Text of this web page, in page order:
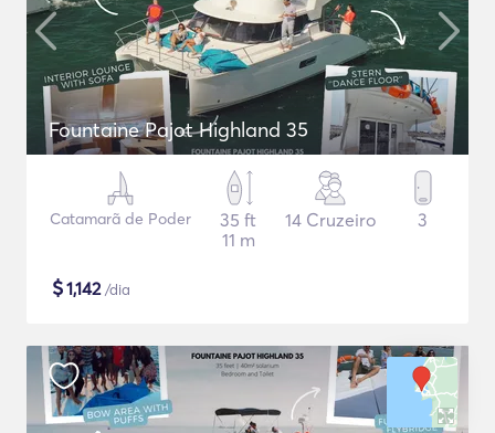
Fountaine Pajot Highland 35
Catamarã de Poder
35 ft
11 m
14 Cruzeiro 3
$1,142/dia